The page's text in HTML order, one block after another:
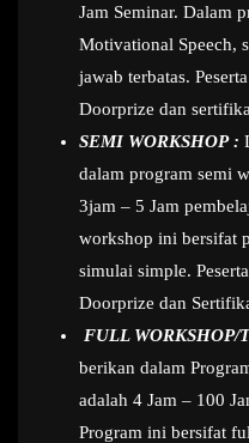
Jam Seminar. Dalam
Motivational Speech,
jawab terbatas.
Doorprize dan
SEMI WORKSHOP :
dalam program semi
3jam – 5 Jam
workshop ini bersifat
simulai simple.
Doorprize dan
FULL WORKSHOP/
berikan dalam
adalah 4 Jam – 100
Program ini bersifat